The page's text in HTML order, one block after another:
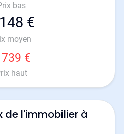
bas
€
moyen
€
haut
de l'immobilier à